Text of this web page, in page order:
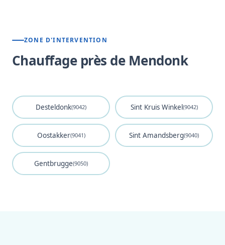
ZONE D'INTERVENTION
Chauffage près de Mendonk
Desteldonk(9042) Sint Kruis Winkel(9042)
Oostakker(9041) Sint Amandsberg(9040)
Gentbrugge(9050)